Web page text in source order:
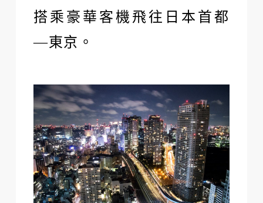
搭乘豪華客機飛往日本首都
—東京。